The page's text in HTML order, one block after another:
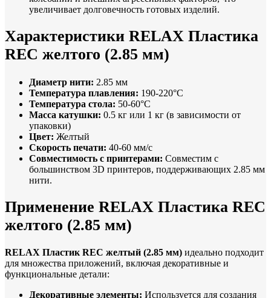
увеличивает долговечность готовых изделий.
Характеристики RELAX Пластика
REC желтого (2.85 мм)
Диаметр нити: 2.85 мм
Температура плавления: 190-220°C
Температура стола: 50-60°C
Масса катушки: 0.5 кг или 1 кг (в зависимости от
упаковки)
Цвет: Желтый
Скорость печати: 40-60 мм/с
Совместимость с принтерами: Совместим с
большинством 3D принтеров, поддерживающих 2.85 мм
нити.
Применение RELAX Пластика REC
желтого (2.85 мм)
RELAX Пластик REC желтый (2.85 мм) идеально подходит
для множества приложений, включая декоративные и
функциональные детали:
Декоративные элементы: Используется для создания